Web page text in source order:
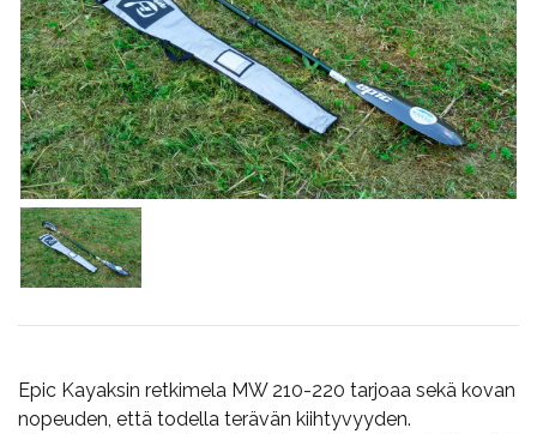
Epic Kayaksin retkimela MW 210-220 tarjoaa sekä kovan
nopeuden, että todella terävän kiihtyvyyden.